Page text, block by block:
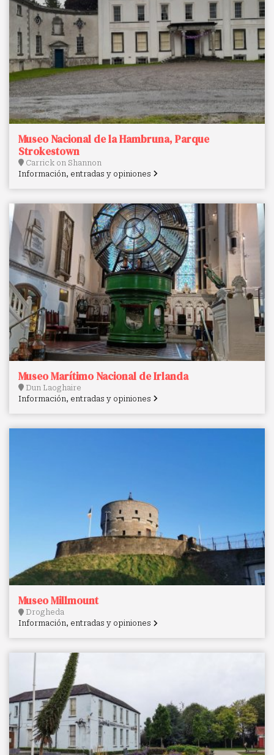
Museo Nacional de la Hambruna, Parque
Strokestown
Carrick on Shannon
Información, entradas y opiniones
Museo Marítimo Nacional de Irlanda
Dun Laoghaire
Información, entradas y opiniones
Museo Millmount
Drogheda
Información, entradas y opiniones